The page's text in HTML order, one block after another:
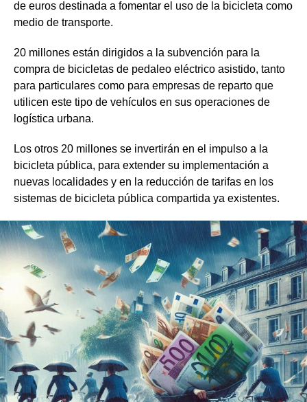
de euros destinada a fomentar el uso de la bicicleta como
medio de transporte.
20 millones están dirigidos a la subvención para la
compra de bicicletas de pedaleo eléctrico asistido, tanto
para particulares como para empresas de reparto que
utilicen este tipo de vehículos en sus operaciones de
logística urbana.
Los otros 20 millones se invertirán en el impulso a la
bicicleta pública, para extender su implementación a
nuevas localidades y en la reducción de tarifas en los
sistemas de bicicleta pública compartida ya existentes.